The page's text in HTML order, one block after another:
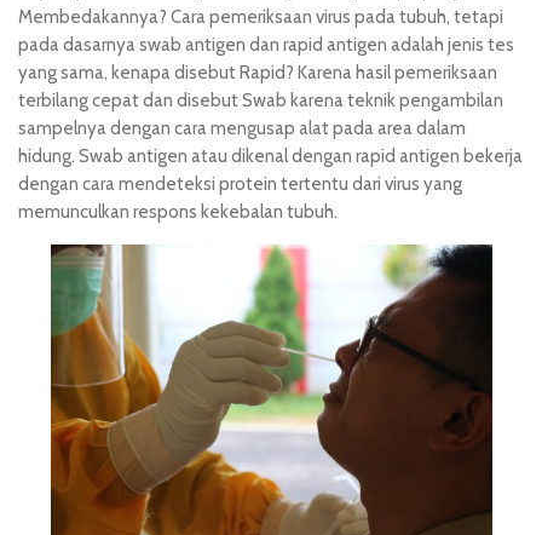
Membedakannya? Cara pemeriksaan virus pada tubuh, tetapi
pada dasarnya swab antigen dan rapid antigen adalah jenis tes
yang sama, kenapa disebut Rapid? Karena hasil pemeriksaan
terbilang cepat dan disebut Swab karena teknik pengambilan
sampelnya dengan cara mengusap alat pada area dalam
hidung. Swab antigen atau dikenal dengan rapid antigen bekerja
dengan cara mendeteksi protein tertentu dari virus yang
memunculkan respons kekebalan tubuh.